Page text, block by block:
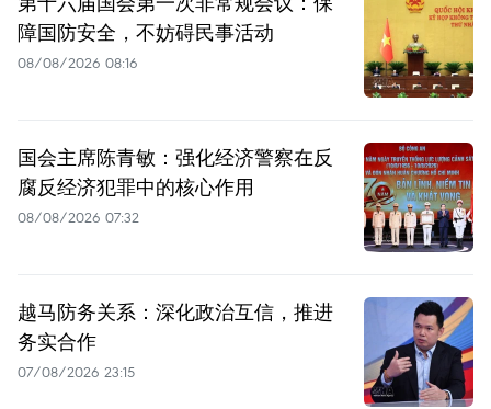
障国防安全，不妨碍民事活动
08/08/2026 08:16
国会主席陈青敏：强化经济警察在反
腐反经济犯罪中的核心作用
08/08/2026 07:32
越马防务关系：深化政治互信，推进
务实合作
07/08/2026 23:15